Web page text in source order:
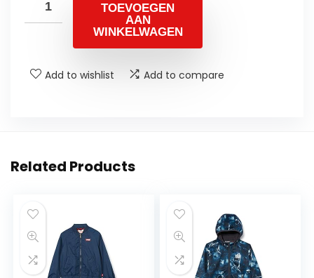
TOEVOEGEN
AAN
WINKELWAGEN
Add to wishlist Add to compare
Related Products